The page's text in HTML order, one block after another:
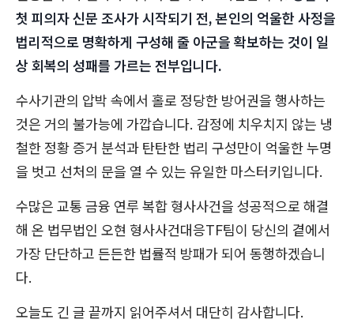
첫 피의자 신문 조사가 시작되기 전, 본인의 억울한 사정을
법리적으로 명확하게 구성해 줄 아군을 확보하는 것이 일
상 회복의 성패를 가르는 전부입니다.
수사기관의 압박 속에서 홀로 정당한 방어권을 행사하는
것은 거의 불가능에 가깝습니다. 감정에 치우치지 않는 냉
철한 정황 증거 분석과 탄탄한 법리 구성만이 억울한 누명
을 벗고 선처의 문을 열 수 있는 유일한 마스터키입니다.
수많은 교통 금융 연루 복합 형사사건을 성공적으로 해결
해 온 법무법인 오현 형사사건대응TF팀이 당신의 곁에서
가장 단단하고 든든한 법률적 방패가 되어 동행하겠습니
다.
오늘도 긴 글 끝까지 읽어주셔서 대단히 감사합니다.